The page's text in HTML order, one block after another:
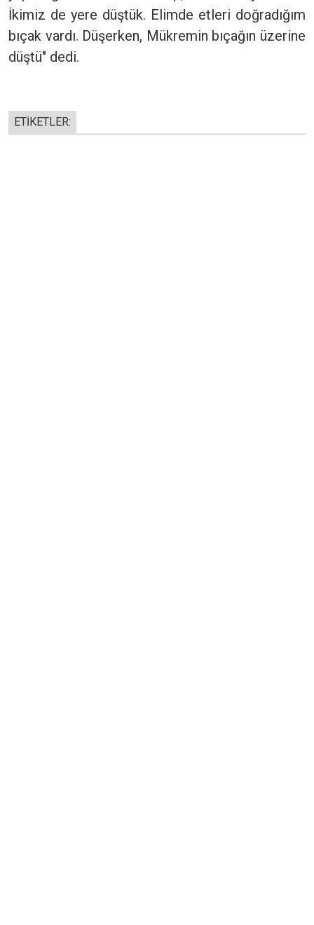
İkimiz de yere düştük. Elimde etleri doğradığım
bıçak vardı. Düşerken, Mükremin bıçağın üzerine
düştü" dedi.
ETİKETLER: